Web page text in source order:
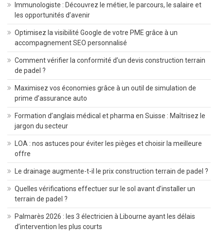
Immunologiste : Découvrez le métier, le parcours, le salaire et
les opportunités d’avenir
Optimisez la visibilité Google de votre PME grâce à un
accompagnement SEO personnalisé
Comment vérifier la conformité d’un devis construction terrain
de padel ?
Maximisez vos économies grâce à un outil de simulation de
prime d’assurance auto
Formation d’anglais médical et pharma en Suisse : Maîtrisez le
jargon du secteur
LOA : nos astuces pour éviter les pièges et choisir la meilleure
offre
Le drainage augmente-t-il le prix construction terrain de padel ?
Quelles vérifications effectuer sur le sol avant d’installer un
terrain de padel ?
Palmarès 2026 : les 3 électricien à Libourne ayant les délais
d’intervention les plus courts